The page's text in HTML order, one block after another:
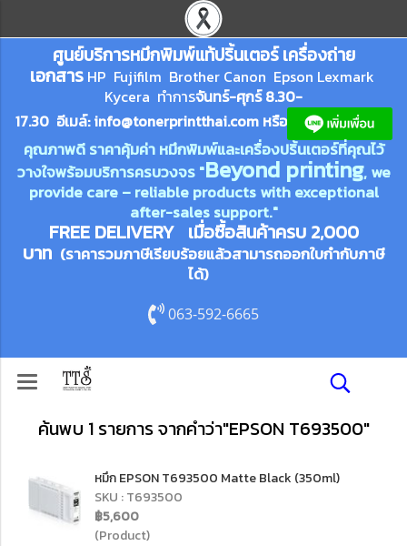
ศูนย์บริการหมึกพิมพ์แท้ปริ้นเตอร์ เครื่องถ่าย
เอกสาร HP Fujifilm Brother Canon Epson Lexmark
Kycera ทำการจันทร์-ศุกร์ 8.30-
17.30 อีเมล์:info@tonerprintthai.com หรือ
คุณภาพดี ราคาคุ้มค่า หมึกพิมพ์และเครื่องปริ้นเตอร์ที่คุณไว้
วางใจพร้อมบริการครบวงจร "Beyond printing, we
provide care – reliable products with exceptional
after-sales support."
FREE DELIVERY เมื่อซื้อสินค้าครบ 2,000
บาท (ราคารวมภาษีเรียบร้อยแล้วสามารถออกใบกำกับภาษี
ได้)
063-592-6665
ค้นพบ 1 รายการ จากคำว่า"EPSON T693500"
หมึก EPSON T693500 Matte Black (350ml)
SKU : T693500
฿5,600
(Product)